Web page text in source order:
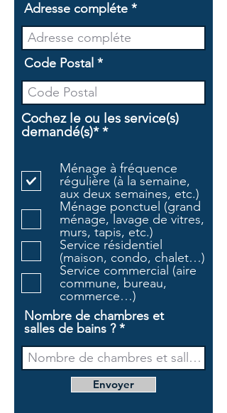
Adresse compléte
Code Postal
Cochez le ou les service(s)
demandé(s)* *O
g
a
t
o
i
r
e
Ménage à fréquence
régulière (à la semaine,
aux deux semaines, etc.)
Ménage ponctuel (grand
ménage, lavage de vitres,
murs, tapis, etc.)
Service résidentiel
(maison, condo, chalet…)
Service commercial (aire
commune, bureau,
commerce…)
Nombre de chambres et
salles de bains ?
Envoyer